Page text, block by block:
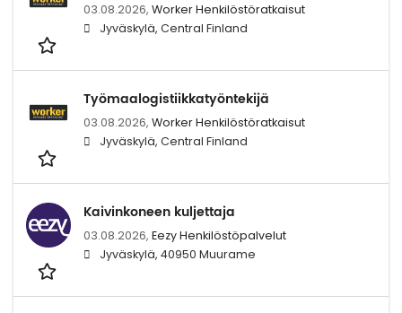
03.08.2026, Worker Henkilöstöratkaisut
Jyväskylä, Central Finland
Työmaalogistiikkatyöntekijä
03.08.2026, Worker Henkilöstöratkaisut
Jyväskylä, Central Finland
Kaivinkoneen kuljettaja
03.08.2026, Eezy Henkilöstöpalvelut
Jyväskylä, 40950 Muurame